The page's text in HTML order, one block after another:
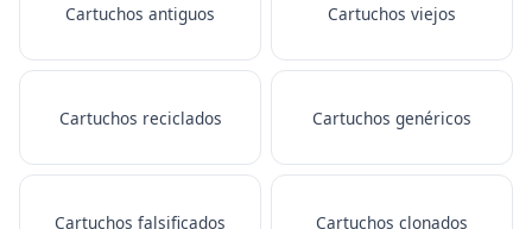
Cartuchos antiguos Cartuchos viejos
Cartuchos reciclados Cartuchos genéricos
Cartuchos falsificados Cartuchos clonados